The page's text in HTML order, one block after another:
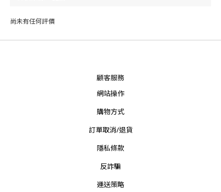
尚未有任何評價
顧客服務
網站操作
購物方式
訂單取消/退貨
隱私條款
反詐騙
運送策略